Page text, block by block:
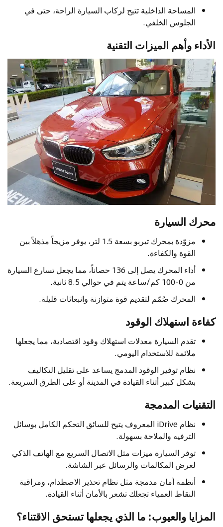
المساحة الداخلية تتيح لركاب السيارة الراحة، حتى في
الجلوس الخلفي.
الأداء وأهم الميزات التقنية
محرك السيارة
مزوّدة بمحرك تيربو بسعة 1.5 لتر، يوفر مزيجاً مذهلاً بين
القوة والكفاءة.
أداء المحرك يصل إلى 136 حصاناً، مما يجعل تسارع السيارة
من 0-100 كم/ساعة يتم في حوالي 8.5 ثانية.
المحرك صُمّم لتقديم قوة متوازنة وانبعاثات قليلة.
كفاءة استهلاك الوقود
تقدم السيارة معدلات استهلاك وقود اقتصادية، مما يجعلها
ملائمة للاستخدام اليومي.
نظام توفير الوقود المدمج يساعد على تقليل التكاليف
بشكل كبير أثناء القيادة في المدينة أو على الطرق السريعة.
التقنيات المدمجة
نظام iDrive المعروف يتيح للسائق التحكم الكامل بوسائل
الترفيه والملاحة بسهولة.
توفر السيارة ميزات مثل الاتصال السريع مع الهاتف الذكي
لعرض المكالمات والرسائل عبر الشاشة.
أنظمة أمان مدمجة مثل نظام تحذير الاصطدام، ومراقبة
النقاط العمياء تجعلك تشعر بالأمان أثناء القيادة.
المزايا والعيوب: ما الذي يجعلها تستحق الاقتناء؟